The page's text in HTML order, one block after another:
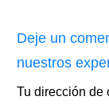
Deje un
nuestros
Tu dirección de